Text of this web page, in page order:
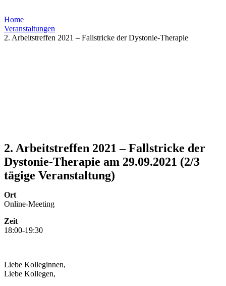
Home
Veranstaltungen
2. Arbeitstreffen 2021 – Fallstricke der Dystonie-Therapie
2. Arbeitstreffen 2021 – Fallstricke der
Dystonie-Therapie am 29.09.2021 (2/3
tägige Veranstaltung)
Ort
Online-Meeting
Zeit
18:00-19:30
Liebe Kolleginnen,
Liebe Kollegen,